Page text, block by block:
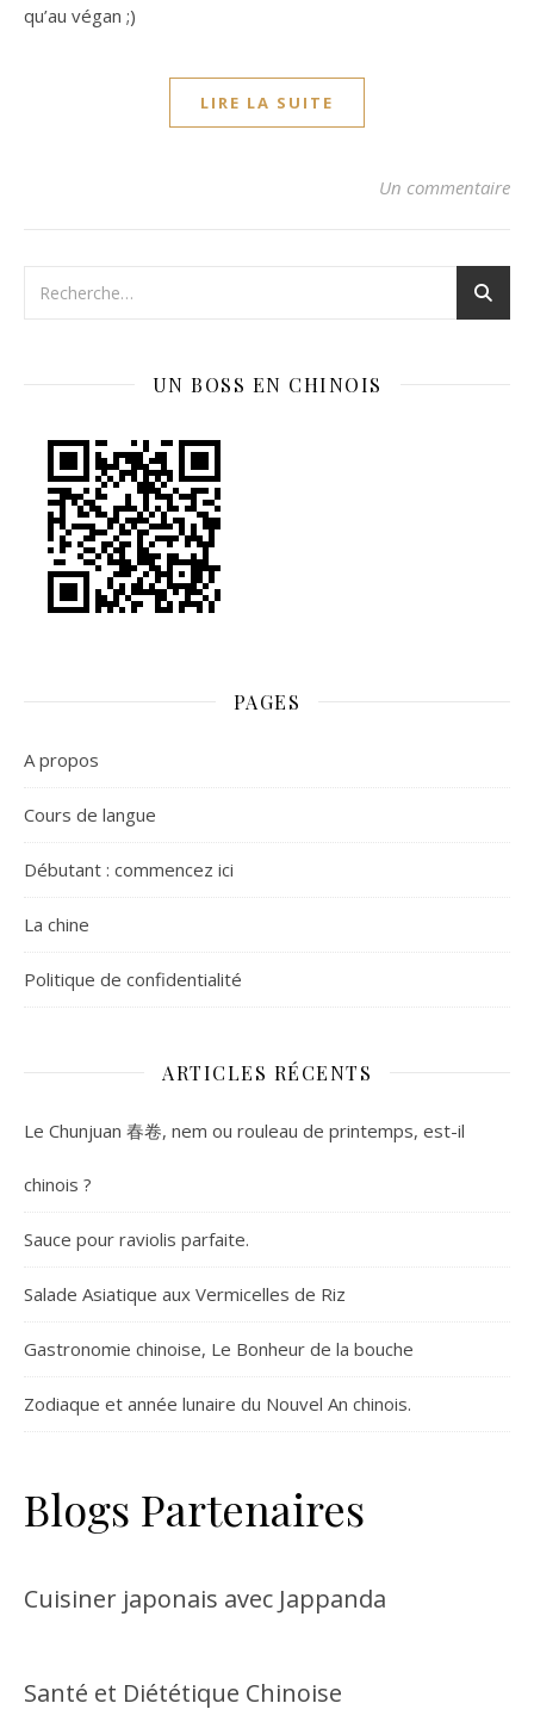
qu’au végan ;)
LIRE LA SUITE
Un commentaire
UN BOSS EN CHINOIS
PAGES
A propos
Cours de langue
Débutant : commencez ici
La chine
Politique de confidentialité
ARTICLES RÉCENTS
Le Chunjuan 春卷, nem ou rouleau de printemps, est-il
chinois ?
Sauce pour raviolis parfaite.
Salade Asiatique aux Vermicelles de Riz
Gastronomie chinoise, Le Bonheur de la bouche
Zodiaque et année lunaire du Nouvel An chinois.
Blogs Partenaires
Cuisiner japonais avec Jappanda
Santé et Diététique Chinoise